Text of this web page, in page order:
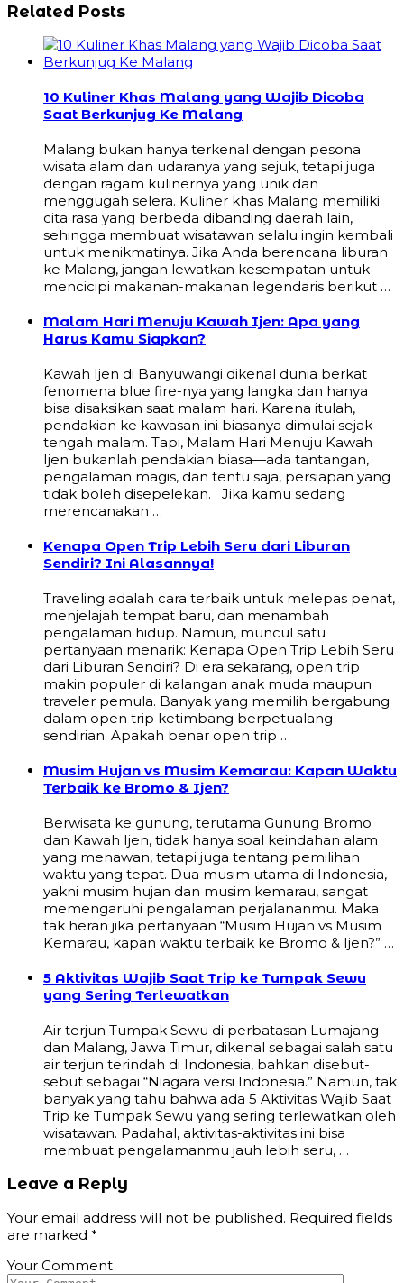
Related Posts
10 Kuliner Khas Malang yang Wajib Dicoba
Saat Berkunjug Ke Malang
Malang bukan hanya terkenal dengan pesona
wisata alam dan udaranya yang sejuk, tetapi juga
dengan ragam kulinernya yang unik dan
menggugah selera. Kuliner khas Malang memiliki
cita rasa yang berbeda dibanding daerah lain,
sehingga membuat wisatawan selalu ingin kembali
untuk menikmatinya. Jika Anda berencana liburan
ke Malang, jangan lewatkan kesempatan untuk
mencicipi makanan-makanan legendaris berikut …
Malam Hari Menuju Kawah Ijen: Apa yang
Harus Kamu Siapkan?
Kawah Ijen di Banyuwangi dikenal dunia berkat
fenomena blue fire-nya yang langka dan hanya
bisa disaksikan saat malam hari. Karena itulah,
pendakian ke kawasan ini biasanya dimulai sejak
tengah malam. Tapi, Malam Hari Menuju Kawah
Ijen bukanlah pendakian biasa—ada tantangan,
pengalaman magis, dan tentu saja, persiapan yang
tidak boleh disepelekan. Jika kamu sedang
merencanakan …
Kenapa Open Trip Lebih Seru dari Liburan
Sendiri? Ini Alasannya!
Traveling adalah cara terbaik untuk melepas penat,
menjelajah tempat baru, dan menambah
pengalaman hidup. Namun, muncul satu
pertanyaan menarik: Kenapa Open Trip Lebih Seru
dari Liburan Sendiri? Di era sekarang, open trip
makin populer di kalangan anak muda maupun
traveler pemula. Banyak yang memilih bergabung
dalam open trip ketimbang berpetualang
sendirian. Apakah benar open trip …
Musim Hujan vs Musim Kemarau: Kapan Waktu
Terbaik ke Bromo & Ijen?
Berwisata ke gunung, terutama Gunung Bromo
dan Kawah Ijen, tidak hanya soal keindahan alam
yang menawan, tetapi juga tentang pemilihan
waktu yang tepat. Dua musim utama di Indonesia,
yakni musim hujan dan musim kemarau, sangat
memengaruhi pengalaman perjalananmu. Maka
tak heran jika pertanyaan “Musim Hujan vs Musim
Kemarau, kapan waktu terbaik ke Bromo & Ijen?” …
5 Aktivitas Wajib Saat Trip ke Tumpak Sewu
yang Sering Terlewatkan
Air terjun Tumpak Sewu di perbatasan Lumajang
dan Malang, Jawa Timur, dikenal sebagai salah satu
air terjun terindah di Indonesia, bahkan disebut-
sebut sebagai “Niagara versi Indonesia.” Namun, tak
banyak yang tahu bahwa ada 5 Aktivitas Wajib Saat
Trip ke Tumpak Sewu yang sering terlewatkan oleh
wisatawan. Padahal, aktivitas-aktivitas ini bisa
membuat pengalamanmu jauh lebih seru, …
Leave a Reply
Your email address will not be published. Required fields
are marked *
Your Comment